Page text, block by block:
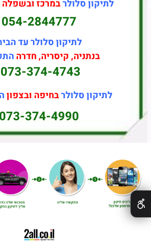
לתיקון סלולרבמרכז ובשפלה
054-2844777
לתיקון סלולר עד
בנתניה, קיסריה, חדרה
073-374-4743
לתיקון סלולרבחיפה ובצפון
073-374-4990
✕